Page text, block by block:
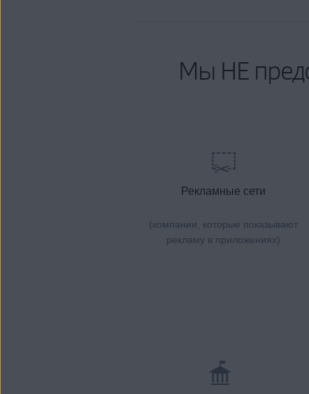
Мы НЕ
Рекламные сети
(компании, которые показывают
рекламу в приложениях)